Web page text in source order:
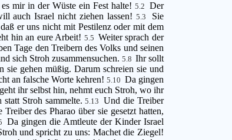
mir in der Wüste ein Fest halte! 5.2 Der
auch Israel nicht ziehen lassen!5.3
Sie
er uns nicht mit Pestilenz oder mit dem
hin an eure Arbeit! 5.5 Weiter sprach der
Tage den Treibern des Volks und seinen
sich Stroh zusammensuchen. 5.8 Ihr sollt
sie gehen müßig. Darum schreien sie und
an falsche Worte kehren!5.10 Da gingen
geht ihr selbst hin, nehmt euch Stroh, wo ihr
statt Stroh sammelte.5.13
Und die Treiber
des Pharao über sie gesetzt hatten,
Da gingen die Amtleute der Kinder Israel
und spricht zu uns: Machet die Ziegel!